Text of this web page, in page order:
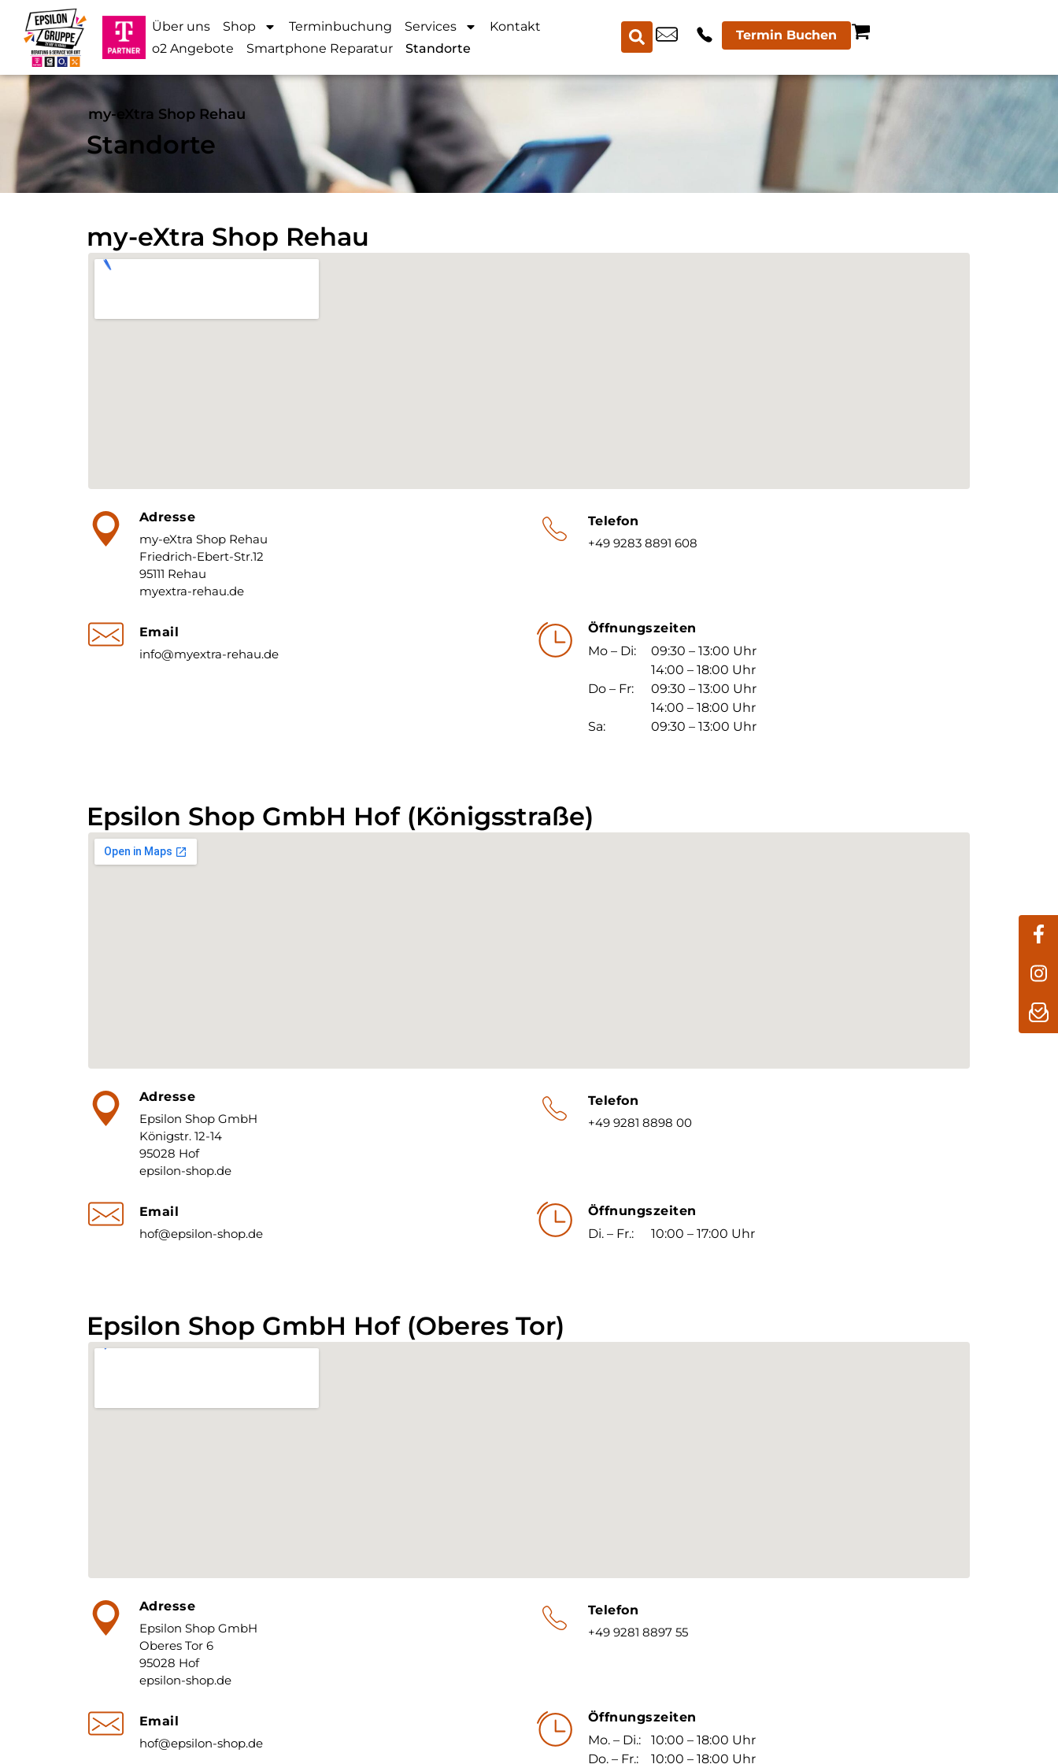
Über uns Shop Terminbuchung Services
Kontakt
o2 Angebote
Smartphone Reparatur Standorte
Termin Buchen
my-eXtra Shop Rehau
Standorte
my-eXtra Shop Rehau
Adresse
my-eXtra Shop Rehau
Friedrich-Ebert-Str.12
95111 Rehau
myextra-rehau.de
Telefon
+49 9283 8891 608
Email
info@myextra-rehau.de
Öffnungszeiten
Mo – Di:
09:30 – 13:00 Uhr
14:00 – 18:00 Uhr
Do – Fr:
09:30 – 13:00 Uhr
14:00 – 18:00 Uhr
Sa:
09:30 – 13:00 Uhr
Epsilon Shop GmbH Hof (Königsstraße)
Adresse
Epsilon Shop GmbH
Königstr. 12-14
95028 Hof
epsilon-shop.de
Telefon
+49 9281 8898 00
Email
hof@epsilon-shop.de
Öffnungszeiten
Di. – Fr.:
10:00 – 17:00 Uhr
Epsilon Shop GmbH Hof (Oberes Tor)
Adresse
Epsilon Shop GmbH
Oberes Tor 6
95028 Hof
epsilon-shop.de
Telefon
+49 9281 8897 55
Email
hof@epsilon-shop.de
Öffnungszeiten
Mo. – Di.:
10:00 – 18:00 Uhr
Do. – Fr.:
10:00 – 18:00 Uhr